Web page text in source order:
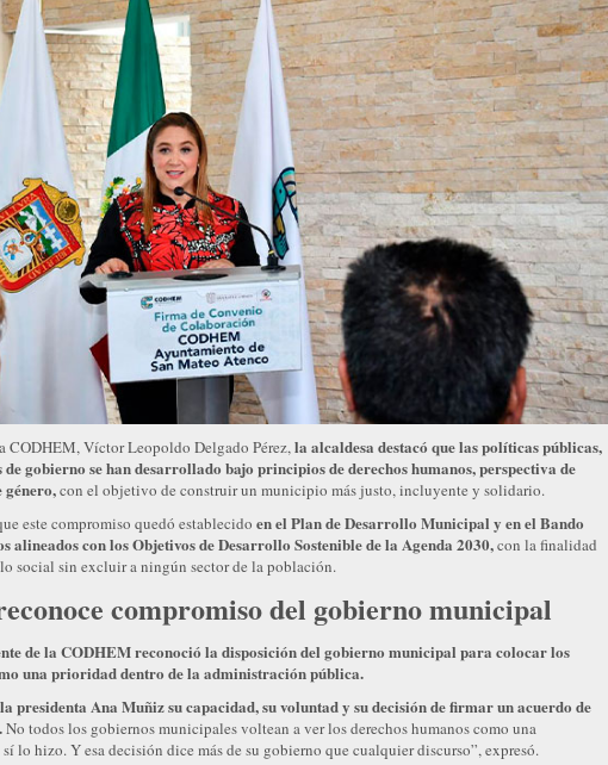
CODHEM, Víctor Leopoldo Delgado Pérez, la alcaldesa destacó que las políticas públicas,
gobierno se han desarrollado bajo principios de derechos humanos, perspectiva de
género,con el objetivo de construir un municipio más justo, incluyente y solidario.
este compromiso quedó establecido en el Plan de Desarrollo Municipal y en el Bando
alineados con los Objetivos de Desarrollo Sostenible de la Agenda 2030,con la finalidad
social sin excluir a ningún sector de la población.
compromiso del gobierno municipal
de la CODHEM reconoció la disposición del gobierno municipal para colocar los
una prioridad dentro de la administración pública.
presidenta Ana Muñiz su capacidad, su voluntad y su decisión de firmar un acuerdo de
No todos los gobiernos municipales voltean a ver los derechos humanos como una
lo hizo. Y esa decisión dice más de su gobierno que cualquier discurso”, expresó.